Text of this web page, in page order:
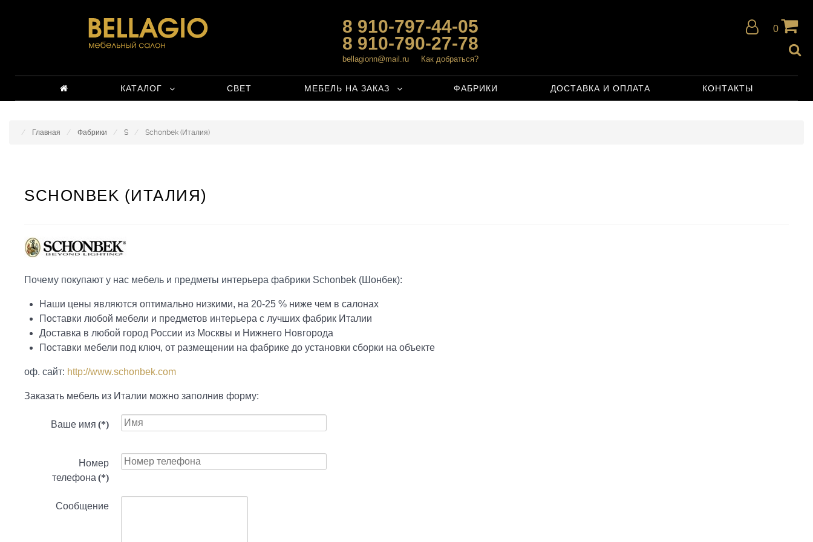
8 910-797-44-05
8 910-790-27-78
bellagionn@mail.ru Как добраться?
0
КАТАЛОГ СВЕТ МЕБЕЛЬ НА ЗАКАЗ ФАБРИКИ ДОСТАВКА И ОПЛАТА КОНТАКТЫ
Главная Фабрики S Schonbek (Италия)
SCHONBEK (ИТАЛИЯ)
Почему покупают у нас мебель и предметы интерьера фабрики Schonbek (Шонбек):
Наши цены являются оптимально низкими, на 20-25 % ниже чем в салонах
Поставки любой мебели и предметов интерьера с лучших фабрик Италии
Доставка в любой город России из Москвы и Нижнего Новгорода
Поставки мебели под ключ, от размещении на фабрике до установки сборки на объекте
оф. сайт: http://www.schonbek.com
Заказать мебель из Италии можно заполнив форму:
Ваше имя (*)
Номер
телефона (*)
Сообщение